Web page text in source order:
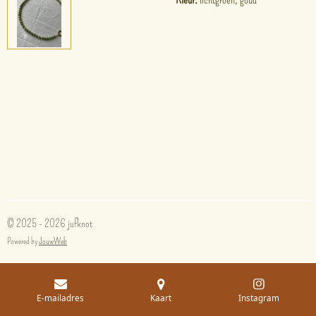
© 2025 - 2026 jufknot
Powered byJouwWeb
E-mailadres Kaart Instagram